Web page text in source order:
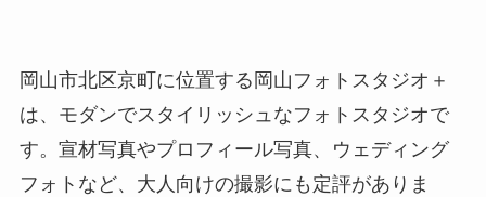
岡山市北区京町に位置する岡山フォトスタジオ＋
は、モダンでスタイリッシュなフォトスタジオで
す。宣材写真やプロフィール写真、ウェディング
フォトなど、大人向けの撮影にも定評がありま